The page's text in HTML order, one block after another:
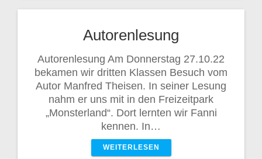
Autorenlesung
Autorenlesung Am Donnerstag 27.10.22
bekamen wir dritten Klassen Besuch vom
Autor Manfred Theisen. In seiner Lesung
nahm er uns mit in den Freizeitpark
„Monsterland“. Dort lernten wir Fanni
kennen. In…
WEITERLESEN